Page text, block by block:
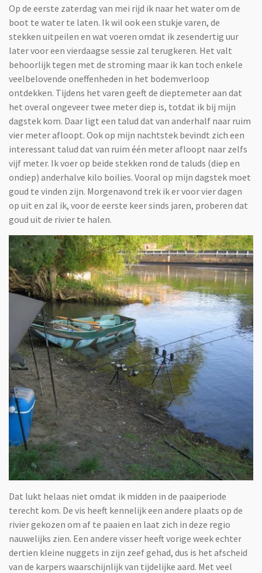
Op de eerste zaterdag van mei rijd ik naar het water om de
boot te water te laten. Ik wil ook een stukje varen, de
stekken uitpeilen en wat voeren omdat ik zesendertig uur
later voor een vierdaagse sessie zal terugkeren. Het valt
behoorlijk tegen met de stroming maar ik kan toch enkele
veelbelovende oneffenheden in het bodemverloop
ontdekken. Tijdens het varen geeft de dieptemeter aan dat
het overal ongeveer twee meter diep is, totdat ik bij mijn
dagstek kom. Daar ligt een talud dat van anderhalf naar ruim
vier meter afloopt. Ook op mijn nachtstek bevindt zich een
interessant talud dat van ruim één meter afloopt naar zelfs
vijf meter. Ik voer op beide stekken rond de taluds (diep en
ondiep) anderhalve kilo boilies. Vooral op mijn dagstek moet
goud te vinden zijn. Morgenavond trek ik er voor vier dagen
op uit en zal ik, voor de eerste keer sinds jaren, proberen dat
goud uit de rivier te halen.
Dat lukt helaas niet omdat ik midden in de paaiperiode
terecht kom. De vis heeft kennelijk een andere plaats op de
rivier gekozen om af te paaien en laat zich in deze regio
nauwelijks zien. Een andere visser heeft vorige week echter
dertien kleine nuggets in zijn zeef gehad, dus is het afscheid
van de karpers waarschijnlijk van tijdelijke aard. Met veel